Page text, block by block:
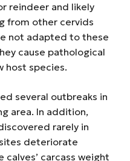
reindeer and likely
from other cervids
not adapted to these
cause pathological
host species.
several outbreaks in
area. In addition,
rarely in
deteriorate
carcass weight